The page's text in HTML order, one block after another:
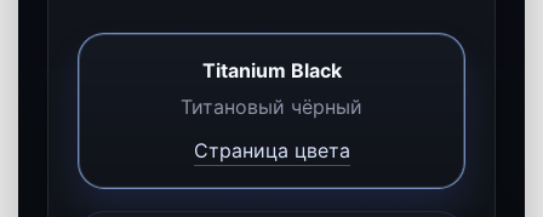
Оптимальный вариант для фото,
видео, приложений,
мессенджеров и активного
ежедневного использования.
Открыть 256 GB